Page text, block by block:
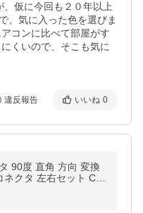
仮に今回も２０年以上
、気に入った色を選びま
コンに比べて部屋がす
くいので、そこも気に
違反報告 いいね 0
90度 直角 方向 変換
クタ 左右セット CH